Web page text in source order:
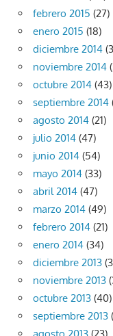
febrero 2015 (27)
enero 2015 (18)
diciembre 2014
noviembre 2014
octubre 2014 (43)
septiembre 2014
agosto 2014 (21)
julio 2014 (47)
junio 2014 (54)
mayo 2014 (33)
abril 2014 (47)
marzo 2014 (49)
febrero 2014 (21)
enero 2014 (34)
diciembre 2013
noviembre 2013
octubre 2013 (40)
septiembre 2013